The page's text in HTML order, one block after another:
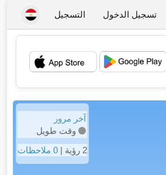
تسجيل الدخول التسجيل
💖
آخر مرور
وقت طويل
2 رؤية |
0 ملاحظات